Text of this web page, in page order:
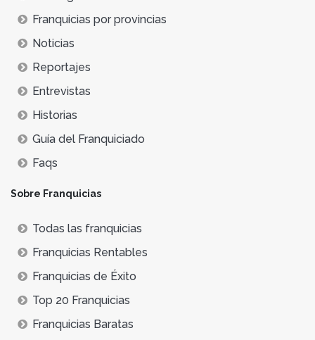
Franquicias por provincias
Noticias
Reportajes
Entrevistas
Historias
Guía del Franquiciado
Faqs
Sobre Franquicias
Todas las franquicias
Franquicias Rentables
Franquicias de Éxito
Top 20 Franquicias
Franquicias Baratas